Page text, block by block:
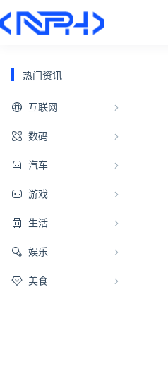
热门资讯
互联网
数码
汽车
游戏
生活
娱乐
美食